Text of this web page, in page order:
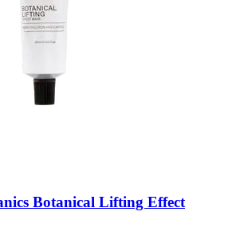
Botanical Lifting Effect